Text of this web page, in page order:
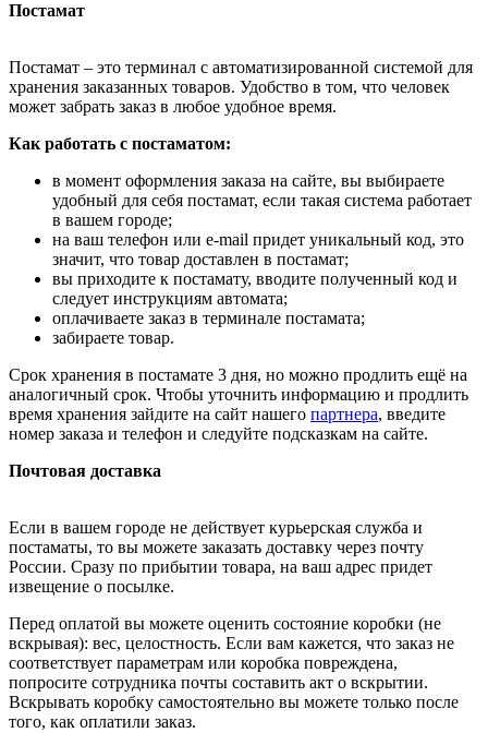
Постамат
Постамат – это терминал с автоматизированной системой для
хранения заказанных товаров. Удобство в том, что человек
может забрать заказ в любое удобное время.
Как работать с постаматом:
в момент оформления заказа на сайте, вы выбираете
удобный для себя постамат, если такая система работает
в вашем городе;
на ваш телефон или e-mail придет уникальный код, это
значит, что товар доставлен в постамат;
вы приходите к постамату, вводите полученный код и
следует инструкциям автомата;
оплачиваете заказ в терминале постамата;
забираете товар.
Срок хранения в постамате 3 дня, но можно продлить ещё на
аналогичный срок. Чтобы уточнить информацию и продлить
время хранения зайдите на сайт нашего партнера, введите
номер заказа и телефон и следуйте подсказкам на сайте.
Почтовая доставка
Если в вашем городе не действует курьерская служба и
постаматы, то вы можете заказать доставку через почту
России. Сразу по прибытии товара, на ваш адрес придет
извещение о посылке.
Перед оплатой вы можете оценить состояние коробки (не
вскрывая): вес, целостность. Если вам кажется, что заказ не
соответствует параметрам или коробка повреждена,
попросите сотрудника почты составить акт о вскрытии.
Вскрывать коробку самостоятельно вы можете только после
того, как оплатили заказ.